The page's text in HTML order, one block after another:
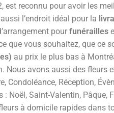
est reconnu pour avoir les
l’endroit idéal pour la
pour funérailles
que vous souhaitez, que ce
au prix le plus bas à
Nous avons aussi des
Condoléance, Réception,
Noël, Saint-Valentin, Pâque,
à domicile rapides dans